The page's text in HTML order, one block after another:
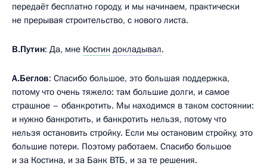
передаёт бесплатно городу, и мы начинаем, практически
не прерывая строительство, с нового листа.
В.Путин: Да, мне Костин докладывал.
А.Беглов: Спасибо большое, это большая поддержка,
потому что очень тяжело: там большие долги, и самое
страшное – обанкротить. Мы находимся в таком состоянии:
и нужно банкротить, и банкротить нельзя, потому что
нельзя остановить стройку. Если мы остановим стройку, это
большие потери. Поэтому работаем. Спасибо большое
и за Костина, и за Банк ВТБ, и за те решения.